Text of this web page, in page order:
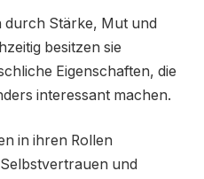
durch Stärke, Mut und
besitzen sie
Eigenschaften, die
interessant machen.
in ihren Rollen
und